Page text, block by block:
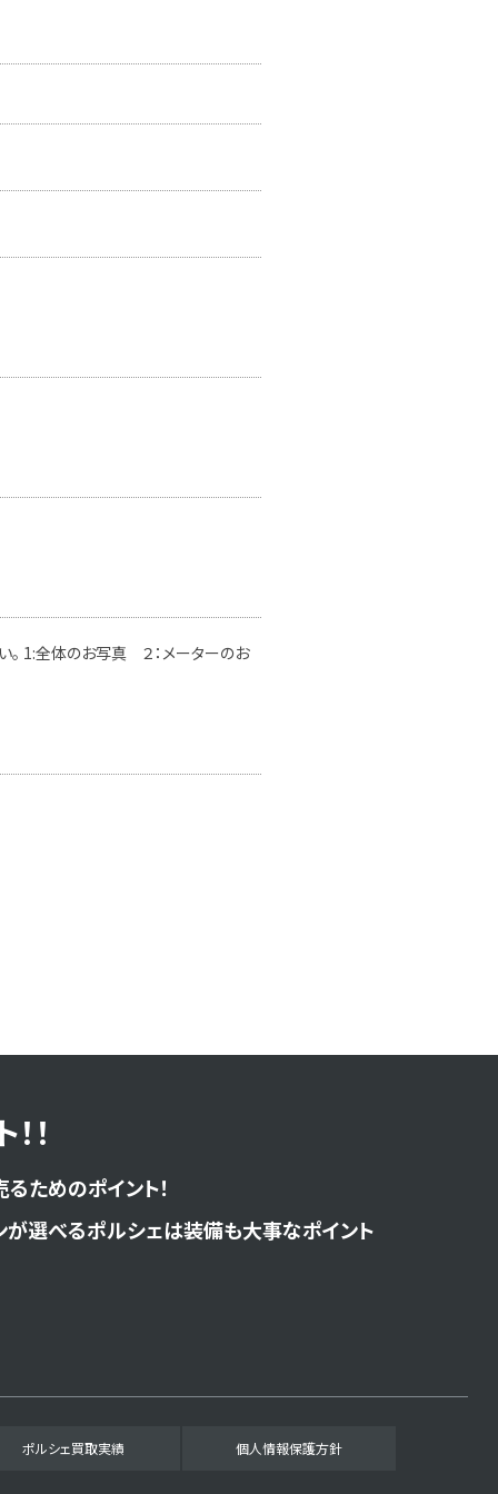
1:全体のお写真 ２：メーターのお
！
ためのポイント！
が選べるポルシェは装備も大事なポイント
ポルシェ買取実績 個人情報保護方針